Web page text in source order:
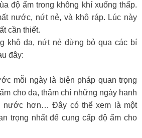
độ ẩm trong không khí xuống thấp.
nước, nứt nẻ, và khô ráp. Lúc này
cần thiết.
khô da, nứt nẻ đừng bỏ qua các bí
đây:
mỗi ngày là biện pháp quan trọng
cho da, thậm chí những ngày hanh
nước hơn… Đây có thể xem là một
trọng nhất để cung cấp độ ẩm cho